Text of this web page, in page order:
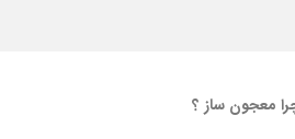
معجون ساز ؟